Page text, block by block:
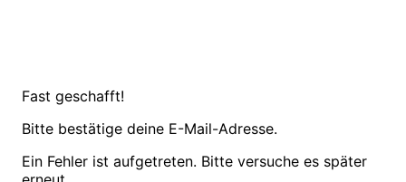
Fast geschafft!
Bitte bestätige deine E-Mail-Adresse.
Ein Fehler ist aufgetreten. Bitte versuche es später